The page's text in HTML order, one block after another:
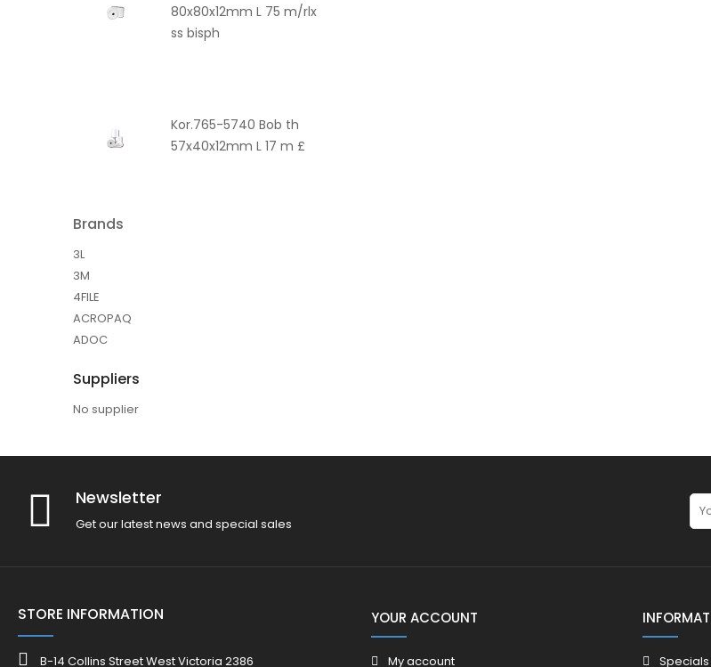
80x80x12mm L 75 m/rlx
ss bisph
Kor.765-5740 Bob th
57x40x12mm L 17 m £
Brands
3L
3M
4FILE
ACROPAQ
ADOC
Suppliers
No supplier
Newsletter
Get our latest news and special sales
STORE INFORMATION
B-14 Collins Street West Victoria 2386
YOUR ACCOUNT
My account Specials